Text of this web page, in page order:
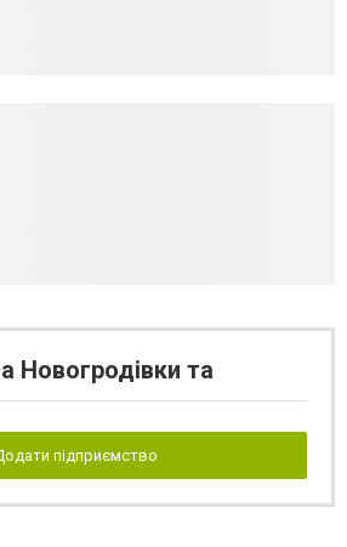
Новогродівки та
підприємство